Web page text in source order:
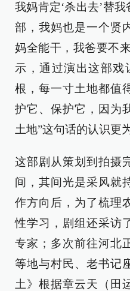
我妈肯定‘杀出去’替
部，我妈也是一个贤
妈全能干，我爸要不
示，通过演出这部戏
根，每一寸土地都值
护它、保护它，因为
土地”这句话的认识更
这部剧从策划到拍摄
间，其间光是采风就
作方向后，为了梳理
性学习，剧组还采访
专家；多次前往河北
等地与村民、老书记
土》根据章云天（田